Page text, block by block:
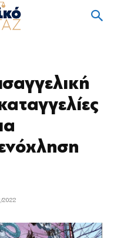
2022